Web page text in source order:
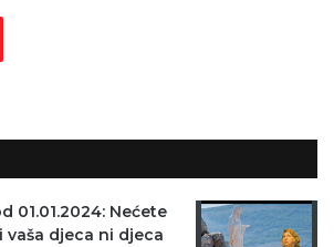
01.01.2024: Nećete
djeca ni djeca